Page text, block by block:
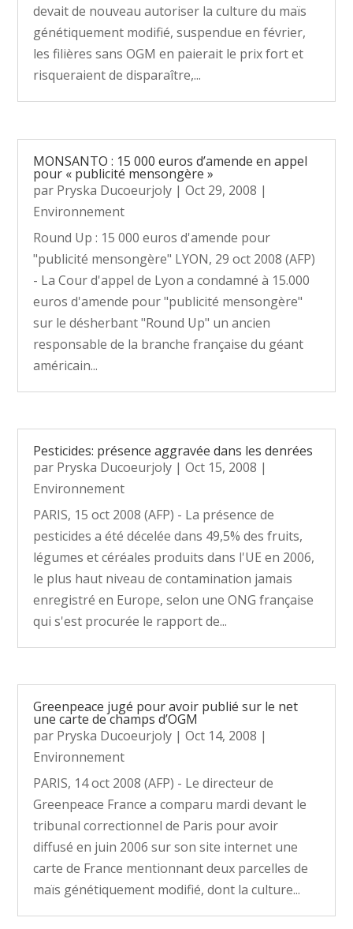
devait de nouveau autoriser la culture du maïs
génétiquement modifié, suspendue en février,
les filières sans OGM en paierait le prix fort et
risqueraient de disparaître,...
MONSANTO : 15 000 euros d’amende en appel
pour « publicité mensongère »
par Pryska Ducoeurjoly |Oct 29, 2008 |
Environnement
Round Up : 15 000 euros d'amende pour
"publicité mensongère" LYON, 29 oct 2008 (AFP)
- La Cour d'appel de Lyon a condamné à 15.000
euros d'amende pour "publicité mensongère"
sur le désherbant "Round Up" un ancien
responsable de la branche française du géant
américain...
Pesticides: présence aggravée dans les denrées
par Pryska Ducoeurjoly |Oct 15, 2008 |
Environnement
PARIS, 15 oct 2008 (AFP) - La présence de
pesticides a été décelée dans 49,5% des fruits,
légumes et céréales produits dans l'UE en 2006,
le plus haut niveau de contamination jamais
enregistré en Europe, selon une ONG française
qui s'est procurée le rapport de...
Greenpeace jugé pour avoir publié sur le net
une carte de champs d’OGM
par Pryska Ducoeurjoly |Oct 14, 2008 |
Environnement
PARIS, 14 oct 2008 (AFP) - Le directeur de
Greenpeace France a comparu mardi devant le
tribunal correctionnel de Paris pour avoir
diffusé en juin 2006 sur son site internet une
carte de France mentionnant deux parcelles de
maïs génétiquement modifié, dont la culture...